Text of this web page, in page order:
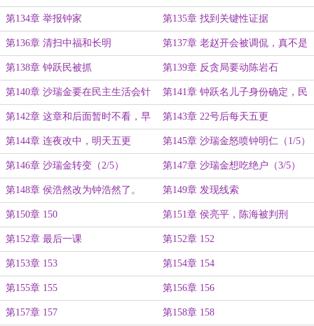
第134章 举报钟家 第135章 找到关键性证据
第136章 清扫中福和长明 第137章 老赵开会被调侃，真不是
我赵立春做的
第138章 钟跃民被抓 第139章 反贪局要动陈岩石
第140章 沙瑞金要在民主生活会针
对高育良
第141章 钟跃名儿子身份确定，民
主生活会召开
第142章 这章和后面暂时不看，早
上应该是可以改完了，22号五更
第143章 22号后每天五更
第144章 连夜改中，明天五更 第145章 沙瑞金怒喷钟明仁（1/5）
第146章 沙瑞金转变（2/5） 第147章 沙瑞金想吃绝户（3/5）
第148章 侯浩然改为钟浩然了。 第149章 发现线索
第150章 150 第151章 侯亮平，陈海被判刑
第152章 最后一课 第152章 152
第153章 153 第154章 154
第155章 155 第156章 156
第157章 157 第158章 158